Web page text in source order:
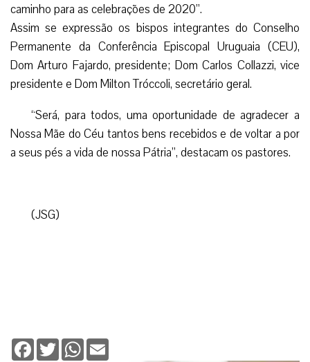
caminho para as celebrações de 2020”.
Assim se expressão os bispos integrantes do Conselho
Permanente da Conferência Episcopal Uruguaia (CEU),
Dom Arturo Fajardo, presidente; Dom Carlos Collazzi, vice
presidente e Dom Milton Tróccoli, secretário geral.
“Será, para todos, uma oportunidade de agradecer a
Nossa Mãe do Céu tantos bens recebidos e de voltar a por
a seus pés a vida de nossa Pátria”, destacam os pastores.
(JSG)
Facebook
TwitterWhatsApp